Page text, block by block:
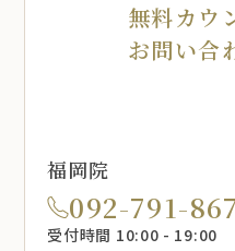
無料カウ
お問い合
福岡院
092-791-
受付時間 10:00 - 19:00